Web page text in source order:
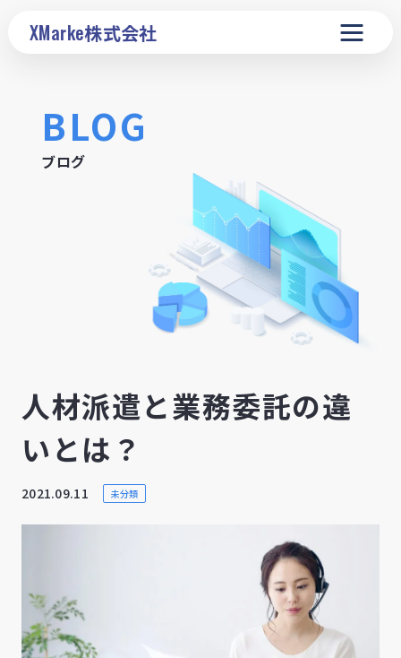
XMarke株式会社
BLOG
ブログ
人材派遣と業務委託の違
いとは？
2021.09.11 未分類